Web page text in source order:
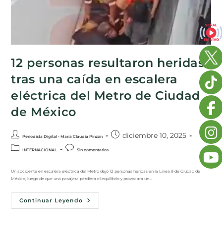
12 personas resultaron heridas
tras una caída en escalera
eléctrica del Metro de Ciudad
de México
Periodista Digital - María Claudia Pinzón diciembre 10, 2025
INTERNACIONAL Sin comentarios
Un accidente en escalera eléctrica del Metro dejó 12 personas heridas en la Línea 9 de Ciudad de
México, luego de que una pasajera perdiera el equilibrio y provocara un…
Continuar Leyendo